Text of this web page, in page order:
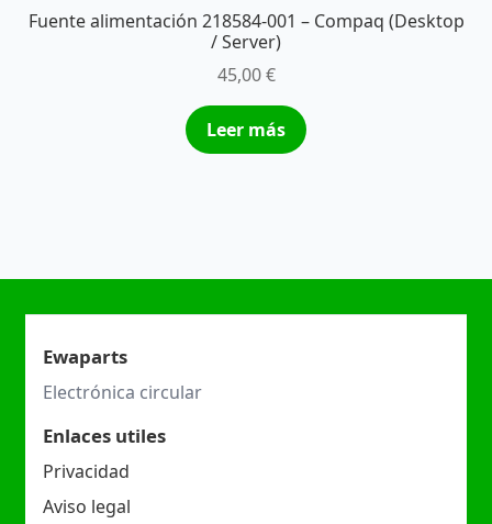
Fuente alimentación 218584-001 – Compaq (Desktop
/ Server)
45,00€
Leer más
Ewaparts
Electrónica circular
Enlaces utiles
Privacidad
Aviso legal